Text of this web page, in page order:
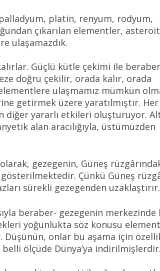
platin, renyum, rodyum,
çıkarılan elementler, asteroit
ulaşamazdık.
Güçlü kütle çekimi ile
doğru çekilir, orada kalır, orada
ulaşmamız mümkün
getirmek üzere yaratılmıştır. Her
diğer yararlı etkileri oluşturuyor.
alan aracılığıyla, üstümüzden
gezegenin, Güneş
Çünkü Güneş
sürekli gezegenden uzaklaştırır.
beraber- gezegenin merkezinde
yoğunlukta söz konusu
onlar bu aşama için
ölçüde Dünya’ya indirilmişlerdir.